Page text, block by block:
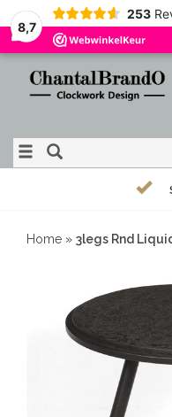
8,7
253
Home » 3legs Rnd